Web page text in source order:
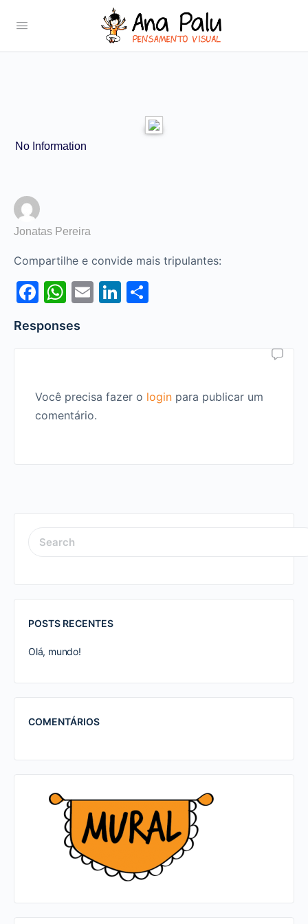
No Information
Jonatas Pereira
Compartilhe e convide mais tripulantes:
Facebook
WhatsApp
EmailLinkedIn
Responses
Você precisa fazer o login para publicar um
comentário.
SEARCH
FOR:
POSTS RECENTES
Olá, mundo!
COMENTÁRIOS